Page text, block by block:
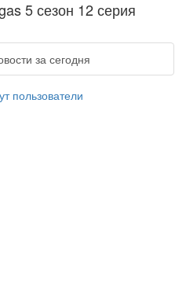
5 сезон 12 серия
за сегодня
пользователи